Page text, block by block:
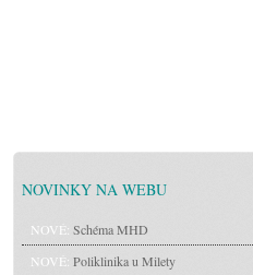
NOVINKY NA WEBU
NOVÉ: Schéma MHD
NOVÉ: Poliklinika u Milety